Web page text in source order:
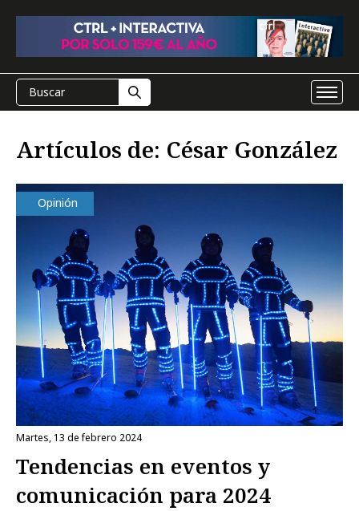
Artículos de: César González
Opinión
martes, 13 de febrero 2024
Tendencias en eventos y
comunicación para 2024